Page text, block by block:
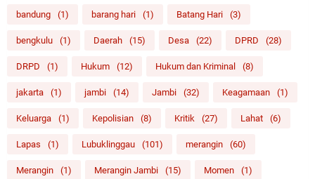
bandung (1) barang hari (1) Batang Hari (3)
bengkulu (1) Daerah (15) Desa (22) DPRD (28)
DRPD (1) Hukum (12) Hukum dan Kriminal (8)
jakarta (1) jambi (14) Jambi (32) Keagamaan (1)
Keluarga (1) Kepolisian (8) Kritik (27) Lahat (6)
Lapas (1) Lubuklinggau (101) merangin (60)
Merangin (1) Merangin Jambi (15) Momen (1)